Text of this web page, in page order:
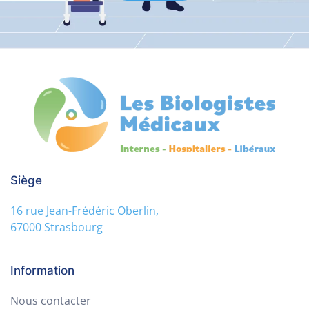
Siège
16 rue Jean-Frédéric Oberlin,
67000 Strasbourg
Information
Nous contacter